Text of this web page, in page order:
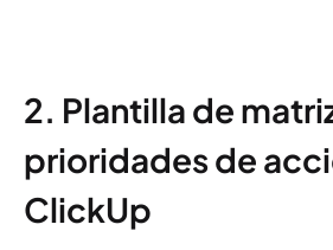
2. Plantilla de
prioridades de
ClickUp